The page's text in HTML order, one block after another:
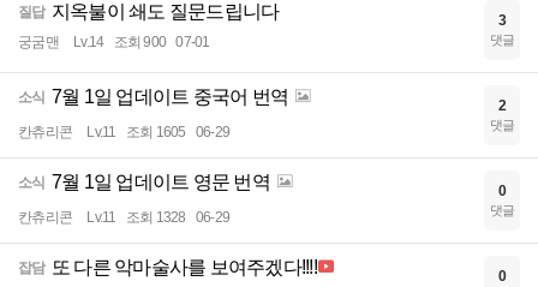
질답 지옥불이 쇄도 질문드립니다
궁굼맨 Lv.14 조회 900 07-01
3
댓글
소식 7월 1일 업데이트 중국어 번역
칸츄리콘 Lv.11 조회 1605 06-29
2
댓글
소식 7월 1일 업데이트 영문 번역
칸츄리콘 Lv.11 조회 1328 06-29
0
댓글
잡담 또 다른 악마술사를 보여주겠다!!!! 0